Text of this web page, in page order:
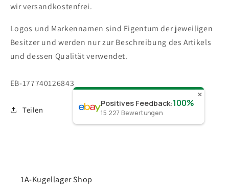
wir versandkostenfrei.
Logos und Markennamen sind Eigentum der jeweiligen
Besitzer und werden nur zur Beschreibung des Artikels
und dessen Qualität verwendet.
SKU:
EB-177740126843
Teilen
✕
Positives Feedback:100%
15.227 Bewertungen
1A-Kugellager Shop